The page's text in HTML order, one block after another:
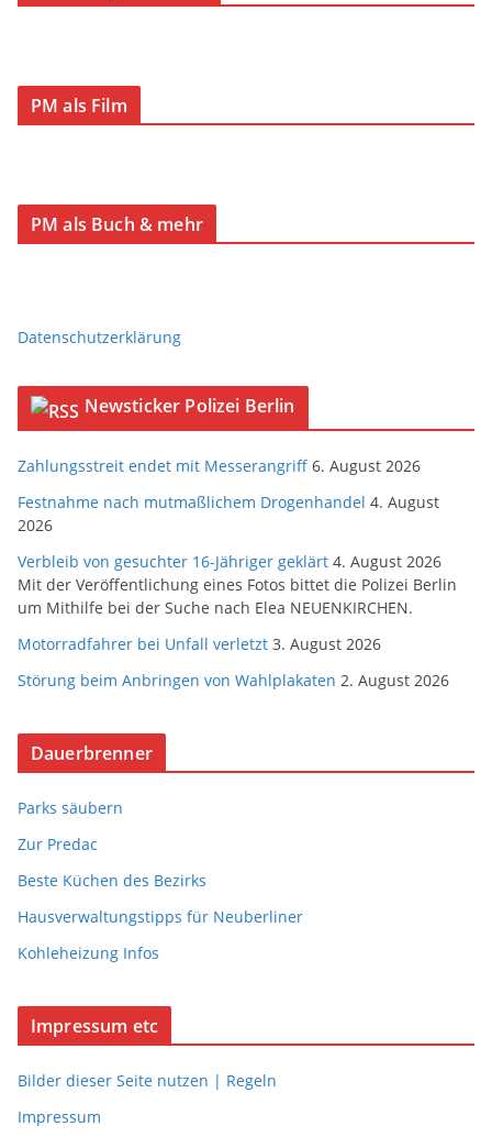
PM als Film
PM als Buch & mehr
Datenschutzerklärung
Newsticker Polizei Berlin
Zahlungsstreit endet mit Messerangriff 6. August 2026
Festnahme nach mutmaßlichem Drogenhandel 4. August
2026
Verbleib von gesuchter 16-Jähriger geklärt 4. August 2026
Mit der Veröffentlichung eines Fotos bittet die Polizei Berlin
um Mithilfe bei der Suche nach Elea NEUENKIRCHEN.
Motorradfahrer bei Unfall verletzt 3. August 2026
Störung beim Anbringen von Wahlplakaten 2. August 2026
Dauerbrenner
Parks säubern
Zur Predac
Beste Küchen des Bezirks
Hausverwaltungstipps für Neuberliner
Kohleheizung Infos
Impressum etc
Bilder dieser Seite nutzen | Regeln
Impressum